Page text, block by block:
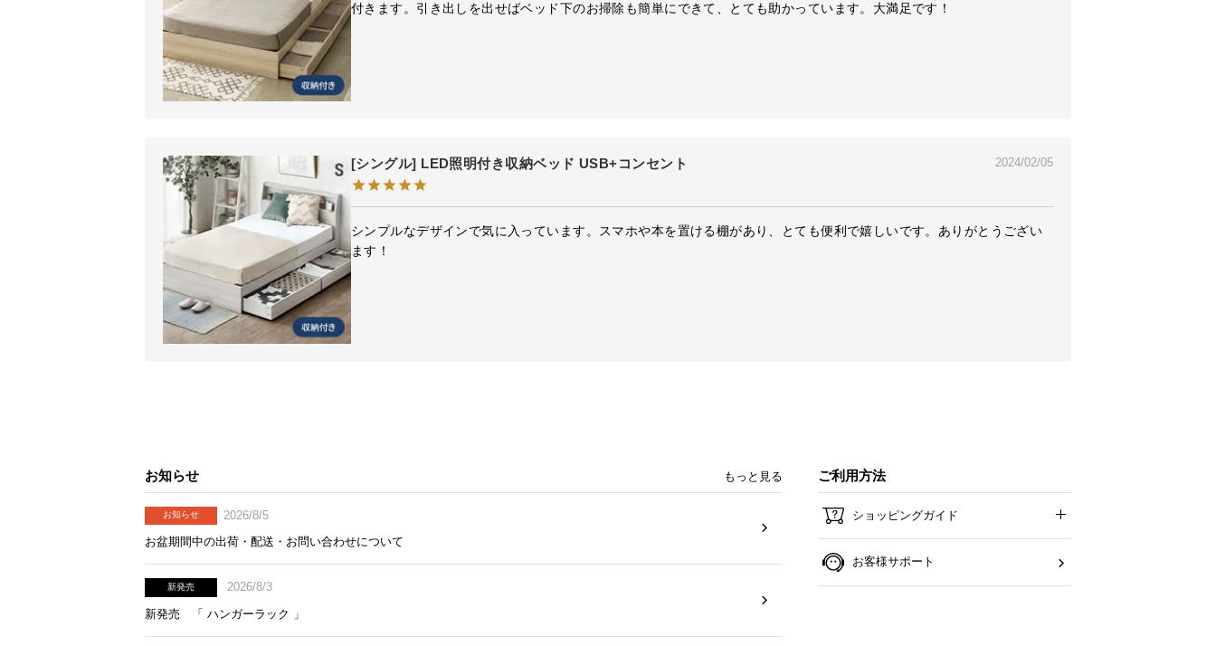
付きます。引き出しを出せばベッド下のお掃除も簡単にできて、とても助かっています。大満足です！
[シングル] LED照明付き収納ベッド USB+コンセント 2024/02/05
シンプルなデザインで気に入っています。スマホや本を置ける棚があり、とても便利で嬉しいです。ありがとうござい
ます！
お知らせ もっと見る
お知らせ
2026/8/5
お盆期間中の出荷・配送・お問い合わせについて
新発売
2026/8/3
新発売 「 ハンガーラック 」
ご利用方法
ショッピングガイド
お客様サポート